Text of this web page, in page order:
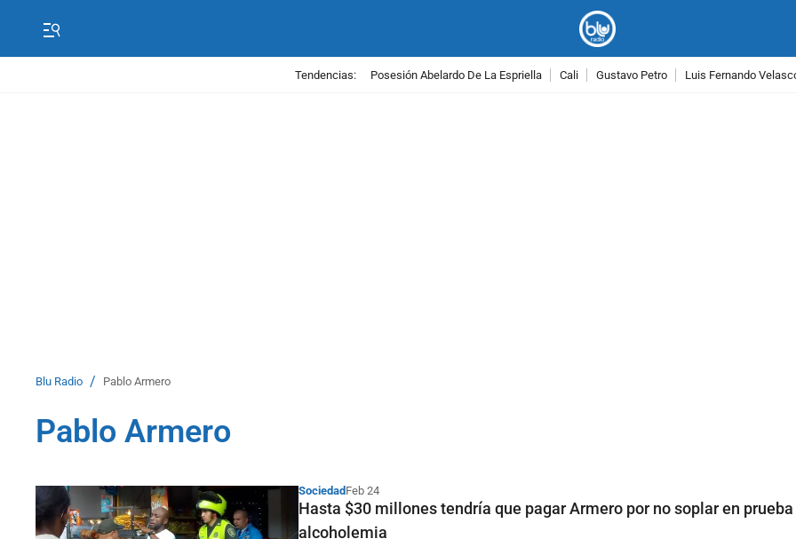
Tendencias: Posesión Abelardo De La Espriella Cali Gustavo Petro Luis Fernando
Blu Radio / Pablo Armero
Pablo Armero
Sociedad Feb 24
Hasta $30 millones tendría que pagar Armero por no soplar en prueba
alcoholemia